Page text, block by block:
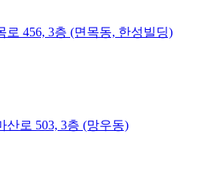
456, 3층 (면목동, 한성빌딩)
산로 503, 3층 (망우동)